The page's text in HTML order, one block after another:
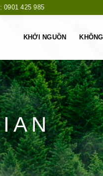
0901 425 985
KHỞI NGUỒN